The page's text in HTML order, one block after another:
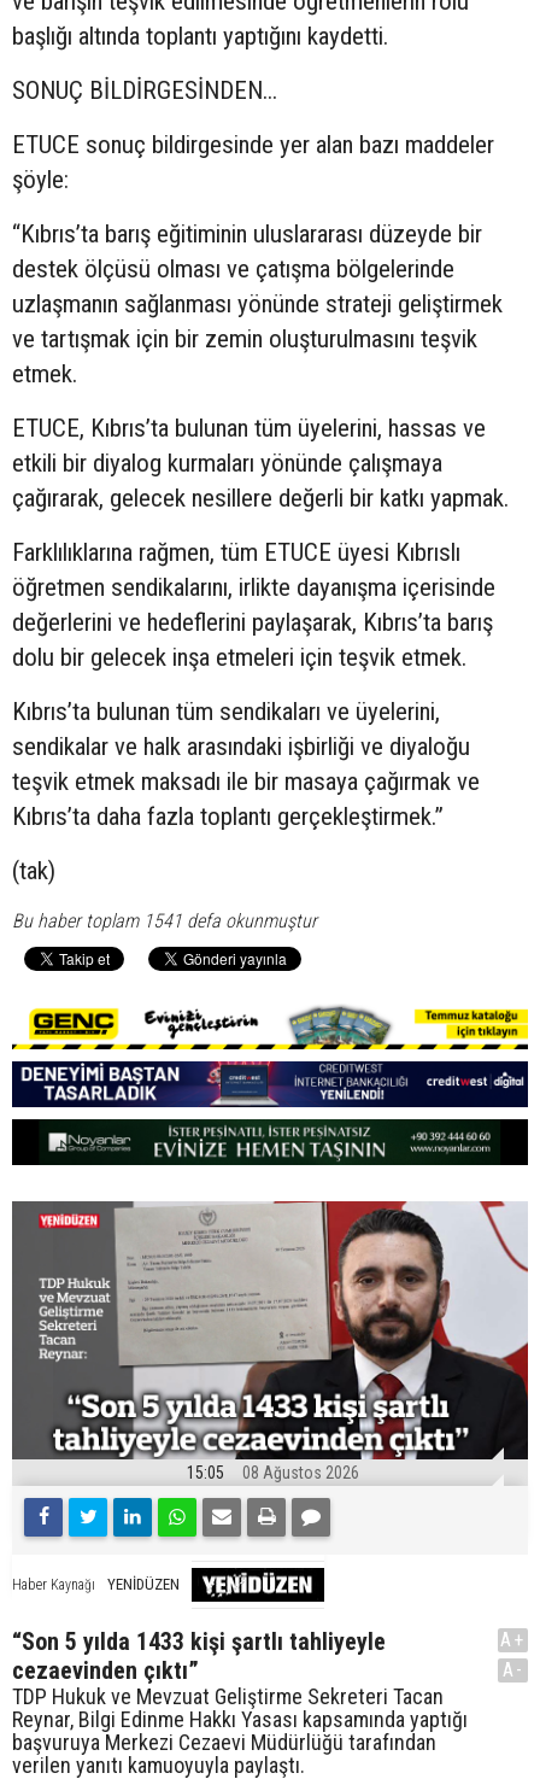
başlığı altında toplantı yaptığını kaydetti.
SONUÇ BİLDİRGESİNDEN...
ETUCE sonuç bildirgesinde yer alan bazı maddeler
şöyle:
“Kıbrıs’ta barış eğitiminin uluslararası düzeyde bir
destek ölçüsü olması ve çatışma bölgelerinde
uzlaşmanın sağlanması yönünde strateji geliştirmek
ve tartışmak için bir zemin oluşturulmasını teşvik
etmek.
ETUCE, Kıbrıs’ta bulunan tüm üyelerini, hassas ve
etkili bir diyalog kurmaları yönünde çalışmaya
çağırarak, gelecek nesillere değerli bir katkı yapmak.
Farklılıklarına rağmen, tüm ETUCE üyesi Kıbrıslı
öğretmen sendikalarını, irlikte dayanışma içerisinde
değerlerini ve hedeflerini paylaşarak, Kıbrıs’ta barış
dolu bir gelecek inşa etmeleri için teşvik etmek.
Kıbrıs’ta bulunan tüm sendikaları ve üyelerini,
sendikalar ve halk arasındaki işbirliği ve diyaloğu
teşvik etmek maksadı ile bir masaya çağırmak ve
Kıbrıs’ta daha fazla toplantı gerçekleştirmek.”
(tak)
Bu haber toplam 1541 defa okunmuştur
15:05 08 Ağustos 2026
Haber Kaynağı YENİDÜZEN
“Son 5 yılda 1433 kişi şartlı tahliyeyle
cezaevinden çıktı”
TDP Hukuk ve Mevzuat Geliştirme Sekreteri Tacan
Reynar, Bilgi Edinme Hakkı Yasası kapsamında yaptığı
başvuruya Merkezi Cezaevi Müdürlüğü tarafından
verilen yanıtı kamuoyuyla paylaştı.
A+
A-